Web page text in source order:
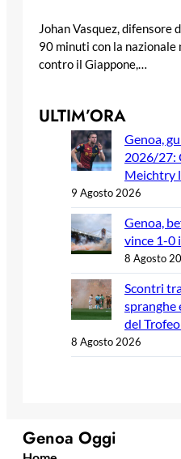
Johan Vasquez, difensore
90 minuti con la nazionale
contro il Giappone,…
ULTIM’ORA
Genoa,
2026/27:
Meichtry
9 Agosto 2026
Genoa,
vince 1-0
8 Agosto
Scontri
spranghe
del
8 Agosto 2026
Genoa Oggi